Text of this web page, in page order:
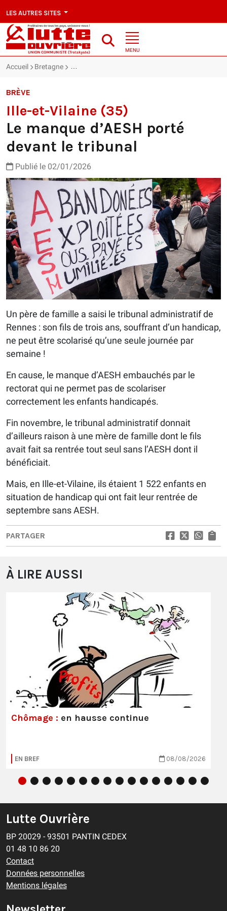
LES AUTRES SITES
MENU
Accueil Bretagne Ille-et-Vilaine (35) : Le manque d’AESH porté
BRÈVE
Ille-et-Vilaine (35)
Le manque d’AESH porté
devant le tribunal
Publié le 02/01/2026
Un père de famille a saisi le tribunal administratif de
Rennes : son fils de trois ans, souffrant d’un handicap,
ne peut être scolarisé qu’une seule journée par
semaine !
En cause, le manque d’AESH embauchés par le
rectorat qui ne permet pas de scolariser
correctement les enfants handicapés.
Fin novembre, le tribunal administratif donnait
d’ailleurs raison à une mère de famille dont le fils
avait fait sa rentrée tout seul sans l’AESH dont il
bénéficiait.
Mais, en Ille-et-Vilaine, ils étaient 1 522 enfants en
situation de handicap qui ont fait leur rentrée de
septembre sans AESH.
PARTAGER
À LIRE AUSSI
Chômage : en hausse continue
EN BREF 08/08/2026
Lutte Ouvrière
BP 20029 - 93501 PANTIN CEDEX
01 48 10 86 20
Contact
Données personnelles
Mentions légales